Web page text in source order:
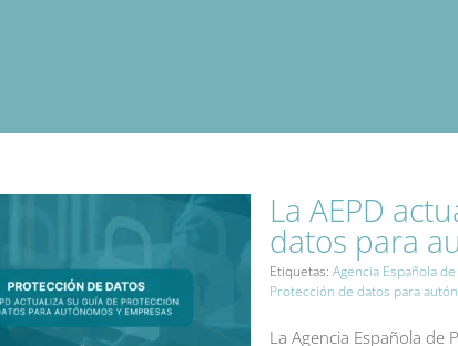
La AEPD
datos para
Etiquetas: Agencia Española
Protección de datos para
La Agencia Española de